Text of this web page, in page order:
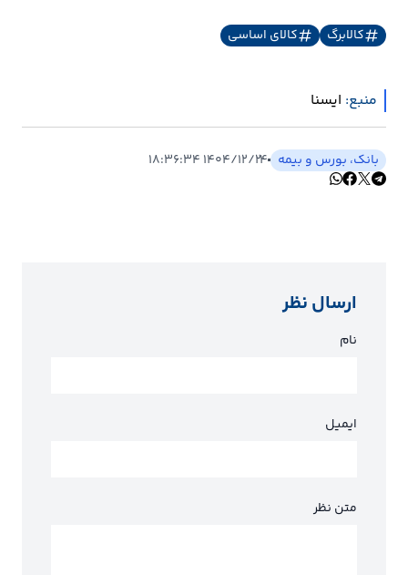
کالابرگ کالای اساسی
منبع: ايسنا
بانک، بورس و بیمه ۱۴۰۴/۱۲/۲۴ ۱۸:۳۶:۳۴
ارسال نظر
نام
ایمیل
متن نظر